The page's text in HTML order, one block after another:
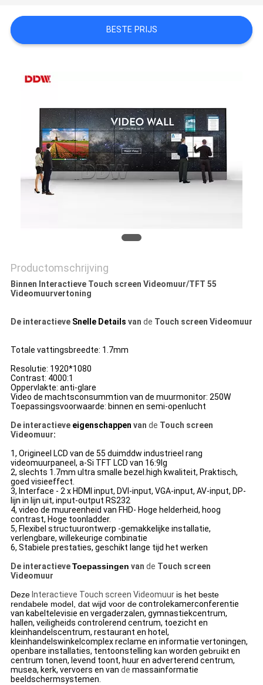
CASE
CENTER
SITEMAP
PRIVACY
POLICY
BESTE PRIJS
Productomschrijving
Binnen Interactieve Touch screen Videomuur/TFT 55
Videomuurvertoning
De interactieve Snelle Details van de Touch screen Videomuur
Totale vattingsbreedte: 1.7mm
Resolutie: 1920*1080
Contrast: 4000:1
Oppervlakte: anti-glare
Video de machtsconsummtion van de muurmonitor: 250W
Toepassingsvoorwaarde: binnen en semi-openlucht
De interactieve eigenschappen van de Touch screen
Videomuur:
1, Origineel LCD van de 55 duimddw industrieel rang
videomuurpaneel, a-Si TFT LCD van 16:9lg
2, slechts 1.7mm ultra smalle bezel.high kwaliteit, Praktisch,
goed visieeffect.
3, Interface - 2 x HDMI input, DVI-input, VGA-input, AV-input, DP-
lijn in lijn uit, input-output RS232
4, video de muureenheid van FHD- Hoge helderheid, hoog
contrast, Hoge toonladder.
5, Flexibel structuurontwerp -gemakkelijke installatie,
verlengbare, willekeurige combinatie
6, Stabiele prestaties, geschikt lange tijd het werken
De interactieveToepassingen van de Touch screen
Videomuur
DezeInteractieve Touch screen Videomuur is het beste
rendabele model, dat wijd voor decontrolekamerconferentie
van kabeltelevisie en vergaderzalen, gymnastiekcentrum,
hallen, veiligheids controlerend centrum, toezicht en
kleinhandelscentrum, restaurant en hotel,
kleinhandelswinkelcomplex reclame en informatie vertoningen,
openbare installaties, tentoonstelling kan worden gebruikten
centrum tonen, levend toont, huur en adverterend centrum,
musea, kerk, vervoers en van de massainformatie
beeldschermsystemen.